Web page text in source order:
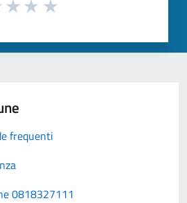
frequenti
0818327111